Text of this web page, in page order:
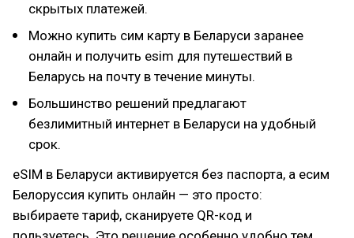
скрытых платежей.
Можно купить сим карту в Беларуси заранее
онлайн и получить esim для путешествий в
Беларусь на почту в течение минуты.
Большинство решений предлагают
безлимитный интернет в Беларуси на удобный
срок.
eSIM в Беларуси активируется без паспорта, а есим
Белоруссия купить онлайн — это просто:
выбираете тариф, сканируете QR-код и